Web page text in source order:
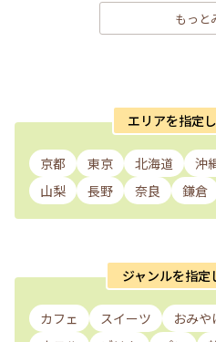
もっと
エリアを指定
京都 東京 北海道 沖
山梨
長野 奈良 鎌倉
ジャンルを指定
カフェ スイーツ おみや